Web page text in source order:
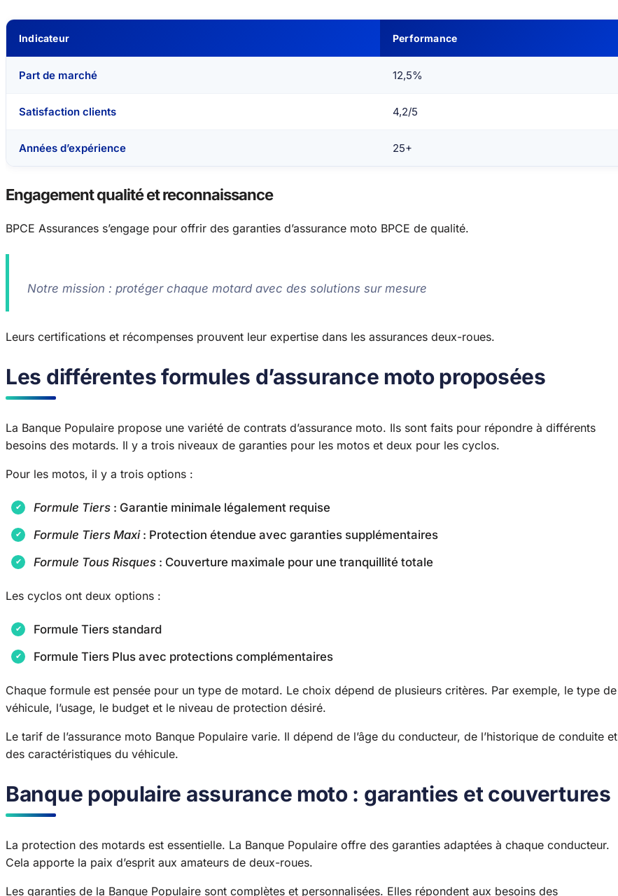
Indicateur Performance
Part de marché 12,5%
Satisfaction clients 4,2/5
Années d’expérience 25+
Engagement qualité et reconnaissance
BPCE Assurances s’engage pour offrir des garanties d’assurance moto BPCE de qualité.
Notre mission : protéger chaque motard avec des solutions sur mesure
Leurs certifications et récompenses prouvent leur expertise dans les assurances deux-roues.
Les différentes formules d’assurance moto proposées
La Banque Populaire propose une variété de contrats d’assurance moto. Ils sont faits pour répondre à différents
besoins des motards. Il y a trois niveaux de garanties pour les motos et deux pour les cyclos.
Pour les motos, il y a trois options :
Formule Tiers : Garantie minimale légalement requise
Formule Tiers Maxi: Protection étendue avec garanties supplémentaires
Formule Tous Risques : Couverture maximale pour une tranquillité totale
Les cyclos ont deux options :
Formule Tiers standard
Formule Tiers Plus avec protections complémentaires
Chaque formule est pensée pour un type de motard. Le choix dépend de plusieurs critères. Par exemple, le type de
véhicule, l’usage, le budget et le niveau de protection désiré.
Le tarif de l’assurance moto Banque Populaire varie. Il dépend de l’âge du conducteur, de l’historique de conduite et
des caractéristiques du véhicule.
Banque populaire assurance moto : garanties et couvertures
La protection des motards est essentielle. La Banque Populaire offre des garanties adaptées à chaque conducteur.
Cela apporte la paix d’esprit aux amateurs de deux-roues.
Les garanties de la Banque Populaire sont complètes et personnalisées. Elles répondent aux besoins des